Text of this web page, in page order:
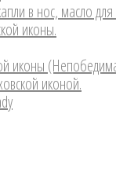
в нос, масло для
иконы.
иконы
иконой.